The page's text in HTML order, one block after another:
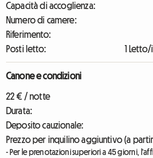
Capacità di accoglienza:
Numero di camere:
Riferimento:
Posti letto:
1
Canone e condizioni
22 € / notte
Durata:
Deposito cauzionale:
Prezzo per inquilino aggiuntivo (a
- Per le prenotazioni superiori a 45 giorni,